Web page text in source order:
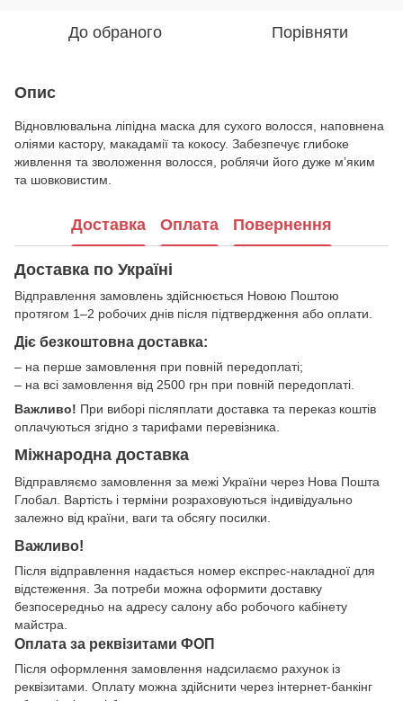
До обраного Порівняти
Опис
Відновлювальна ліпідна маска для сухого волосся, наповнена
оліями кастору, макадамії та кокосу. Забезпечує глибоке
живлення та зволоження волосся, роблячи його дуже мʼяким
та шовковистим.
Доставка Оплата Повернення
Доставка по Україні
Відправлення замовлень здійснюється Новою Поштою
протягом 1–2 робочих днів після підтвердження або оплати.
Діє безкоштовна доставка:
– на перше замовлення при повній передоплаті;
– на всі замовлення від 2500 грн при повній передоплаті.
Важливо! При виборі післяплати доставка та переказ коштів
оплачуються згідно з тарифами перевізника.
Міжнародна доставка
Відправляємо замовлення за межі України через Нова Пошта
Глобал. Вартість і терміни розраховуються індивідуально
залежно від країни, ваги та обсягу посилки.
Важливо!
Після відправлення надається номер експрес-накладної для
відстеження. За потреби можна оформити доставку
безпосередньо на адресу салону або робочого кабінету
майстра.
Оплата за реквізитами ФОП
Після оформлення замовлення надсилаємо рахунок із
реквізитами. Оплату можна здійснити через інтернет-банкінг